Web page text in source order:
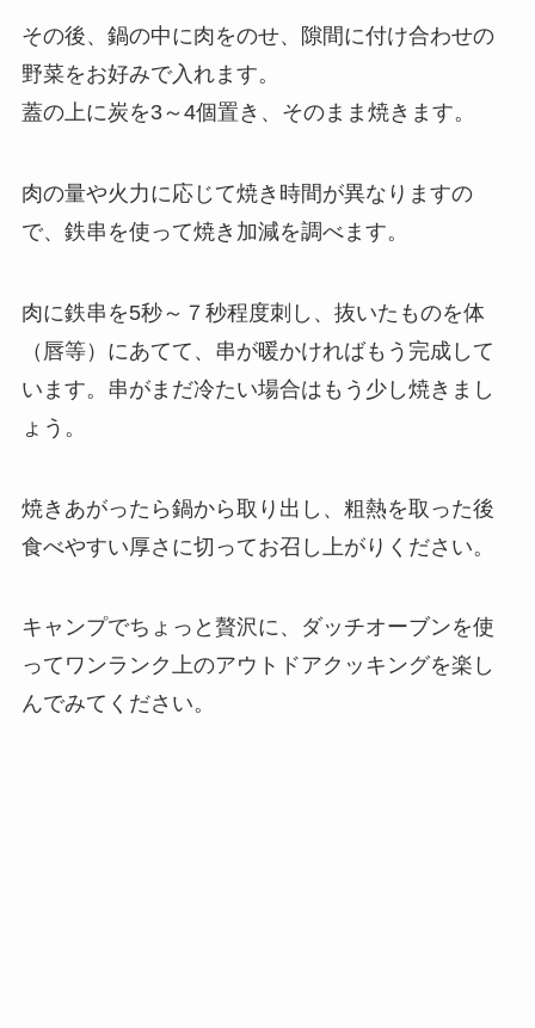
その後、鍋の中に肉をのせ、隙間に付け合わせの
野菜をお好みで入れます。
蓋の上に炭を3～4個置き、そのまま焼きます。
肉の量や火力に応じて焼き時間が異なりますの
で、鉄串を使って焼き加減を調べます。
肉に鉄串を5秒～７秒程度刺し、抜いたものを体
（唇等）にあてて、串が暖かければもう完成して
います。串がまだ冷たい場合はもう少し焼きまし
ょう。
焼きあがったら鍋から取り出し、粗熱を取った後
食べやすい厚さに切ってお召し上がりください。
キャンプでちょっと贅沢に、ダッチオーブンを使
ってワンランク上のアウトドアクッキングを楽し
んでみてください。